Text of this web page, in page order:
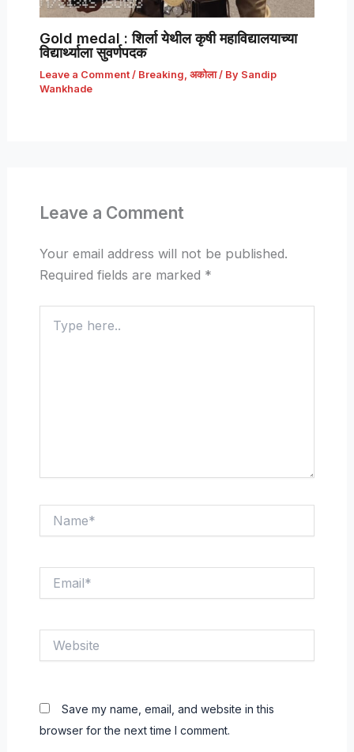
Gold medal : शिर्ला येथील कृषी महाविद्यालयाच्या
विद्यार्थ्याला सुवर्णपदक
Leave a Comment / Breaking अकोला/ By Sandip
Wankhade
Leave a Comment
Your email address will not be published.
Required fields are marked *
here..
Save my name, email, and website in this
browser for the next time I comment.